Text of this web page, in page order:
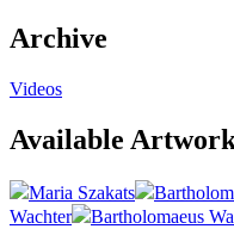
Archive
Videos
Available
Maria Szakats
Wachter
Bartholomaeus